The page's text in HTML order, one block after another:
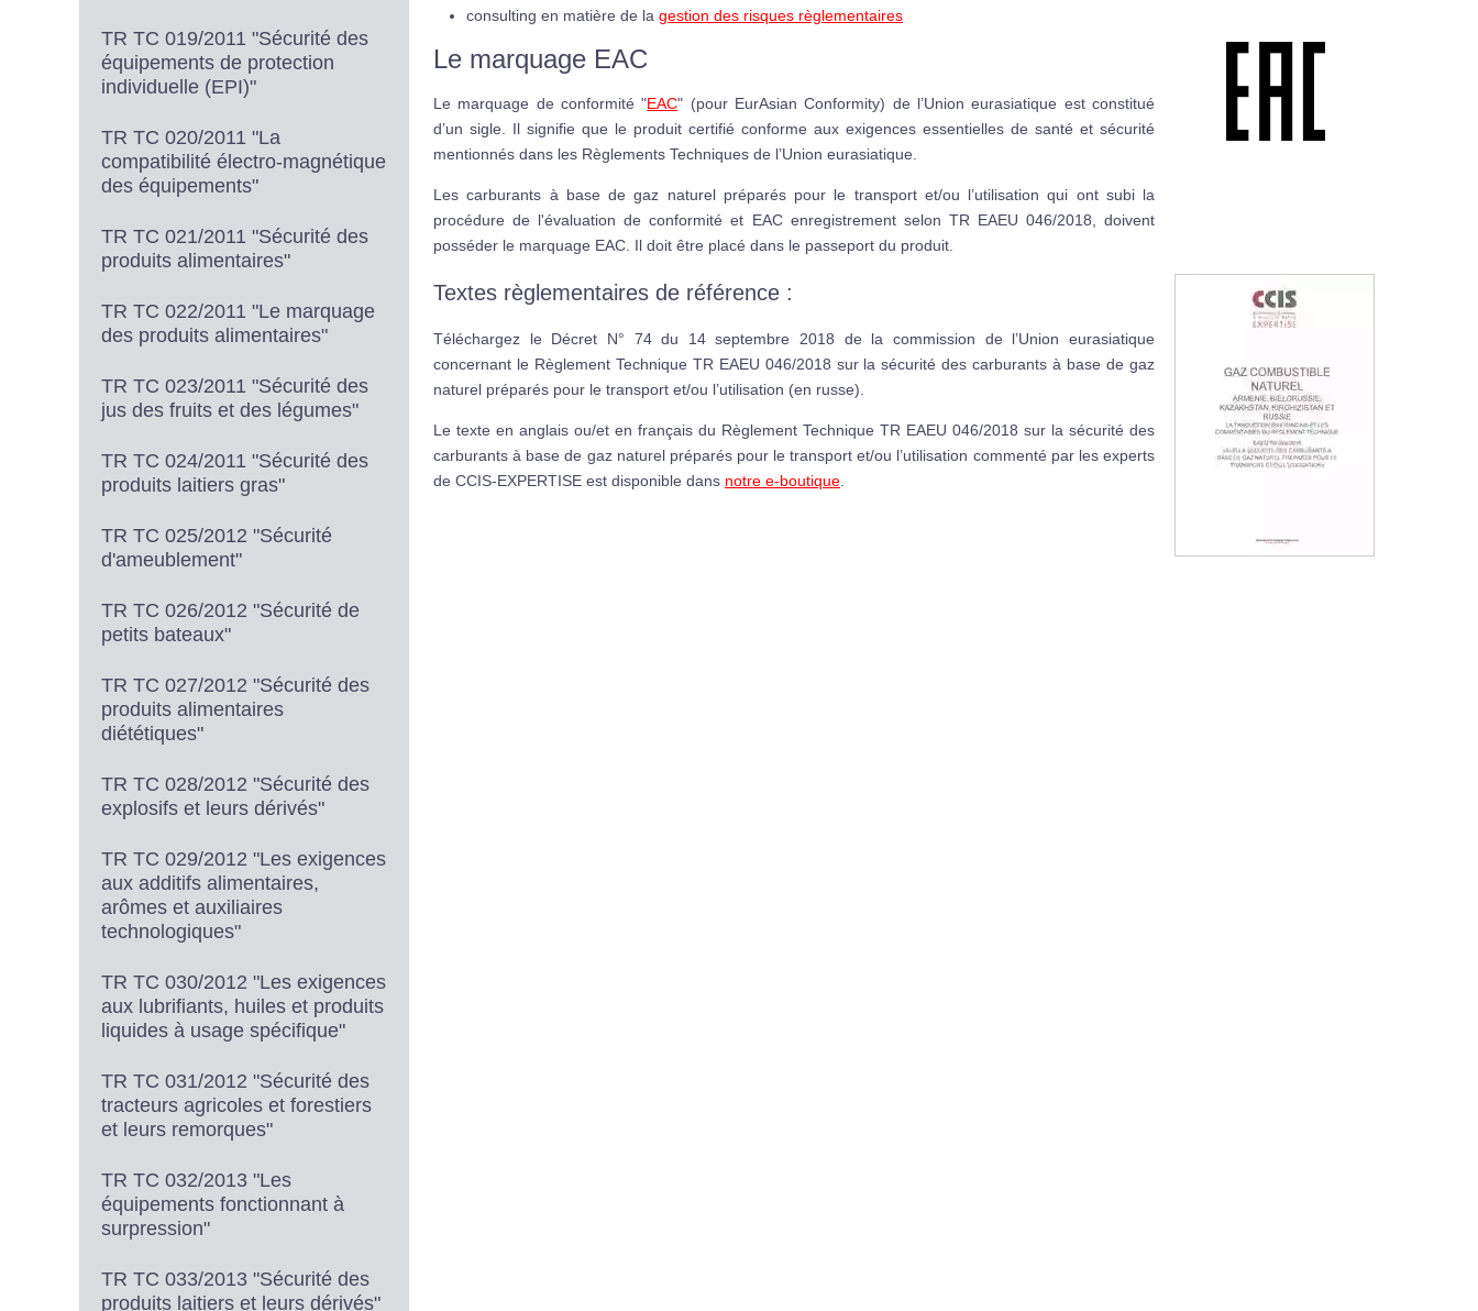
TR TC 019/2011 "Sécurité des
équipements de protection
individuelle (EPI)"
TR TC 020/2011 "La
compatibilité électro-magnétique
des équipements"
TR TC 021/2011 "Sécurité des
produits alimentaires"
TR TC 022/2011 "Le marquage
des produits alimentaires"
TR TC 023/2011 "Sécurité des
jus des fruits et des légumes"
TR TC 024/2011 "Sécurité des
produits laitiers gras"
TR TC 025/2012 "Sécurité
d'ameublement"
TR TC 026/2012 "Sécurité de
petits bateaux"
TR TC 027/2012 "Sécurité des
produits alimentaires
diététiques"
TR TC 028/2012 "Sécurité des
explosifs et leurs dérivés"
TR TC 029/2012 "Les exigences
aux additifs alimentaires,
arômes et auxiliaires
technologiques"
TR TC 030/2012 "Les exigences
aux lubrifiants, huiles et produits
liquides à usage spécifique"
TR TC 031/2012 "Sécurité des
tracteurs agricoles et forestiers
et leurs remorques"
TR TC 032/2013 "Les
équipements fonctionnant à
surpression"
TR TC 033/2013 "Sécurité des
produits laitiers et leurs dérivés"
consulting en matière de la gestion des risques règlementaires
Le marquage EAC
Le marquage de conformité "EAC" (pour EurAsian Conformity) de l’Union eurasiatique est constitué
d’un sigle. Il signifie que le produit certifié conforme aux exigences essentielles de santé et sécurité
mentionnés dans les Règlements Techniques de l’Union eurasiatique.
Les carburants à base de gaz naturel préparés pour le transport et/ou l’utilisation qui ont subi la
procédure de l'évaluation de conformité et EAC enregistrement selon TR EAEU 046/2018, doivent
posséder le marquage EAC. Il doit être placé dans le passeport du produit.
Textes règlementaires de référence :
Téléchargez le Décret N° 74 du 14 septembre 2018 de la commission de l’Union eurasiatique
concernant le Règlement Technique TR EAEU 046/2018 sur la sécurité des carburants à base de gaz
naturel préparés pour le transport et/ou l’utilisation (en russe).
Le texte en anglais ou/et en français du Règlement Technique TR EAEU 046/2018 sur la sécurité des
carburants à base de gaz naturel préparés pour le transport et/ou l’utilisation commenté par les experts
de CCIS-EXPERTISE est disponible dans notre e-boutique